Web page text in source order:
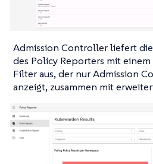
Admission Controller liefert
des Policy Reporters mit
Filter aus, der nur Admission
anzeigt, zusammen mit